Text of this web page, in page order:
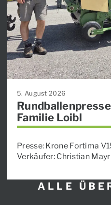
5. August 2026
Familie Loibl
Presse: Krone Fortima
Verkäufer: Christian
ALLE